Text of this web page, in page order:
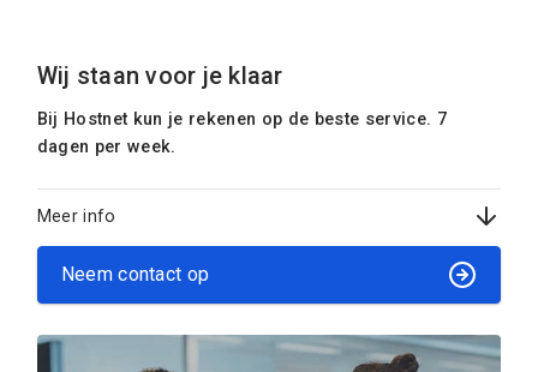
Wij staan voor je klaar
Bij Hostnet kun je rekenen op de beste service. 7
dagen per week.
Meer info
Neem contact op